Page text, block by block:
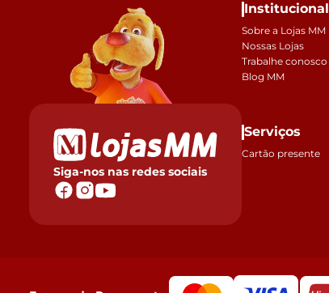
Siga-nos nas redes sociais
Institucional
Sobre a Lojas MM
Nossas Lojas
Trabalhe conosco
Blog MM
Serviços
Cartão presente